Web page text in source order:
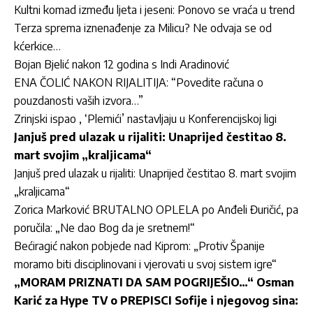
Kultni komad između ljeta i jeseni: Ponovo se vraća u trend
Terza sprema iznenađenje za Milicu? Ne odvaja se od
kćerkice…
Bojan Bjelić nakon 12 godina s Indi Aradinović
ENA ČOLIĆ NAKON RIJALITIJA: “Povedite računa o
pouzdanosti vaših izvora…”
Zrinjski ispao , ‘Plemići’ nastavljaju u Konferencijskoj ligi
Janjuš pred ulazak u rijaliti: Unaprijed čestitao 8.
mart svojim „kraljicama“
Janjuš pred ulazak u rijaliti: Unaprijed čestitao 8. mart svojim
„kraljicama“
Zorica Marković BRUTALNO OPLELA po Anđeli Đuričić, pa
poručila: „Ne dao Bog da je sretnem!“
Bećiragić nakon pobjede nad Kiprom: „Protiv Španije
moramo biti disciplinovani i vjerovati u svoj sistem igre“
„MORAM PRIZNATI DA SAM POGRIJEŠIO…“ Osman
Karić za Hype TV o PREPISCI Sofije i njegovog sina: